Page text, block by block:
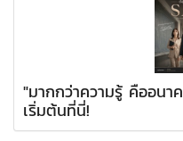
"มากกว่าความรู้ คืออนา
เริ่มต้นที่นี่!